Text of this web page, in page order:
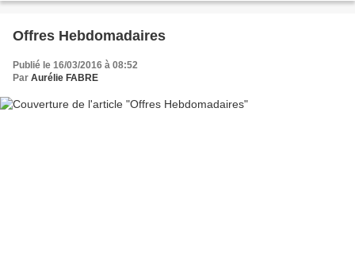
Offres Hebdomadaires
Publié le 16/03/2016 à 08:52
Par Aurélie FABRE